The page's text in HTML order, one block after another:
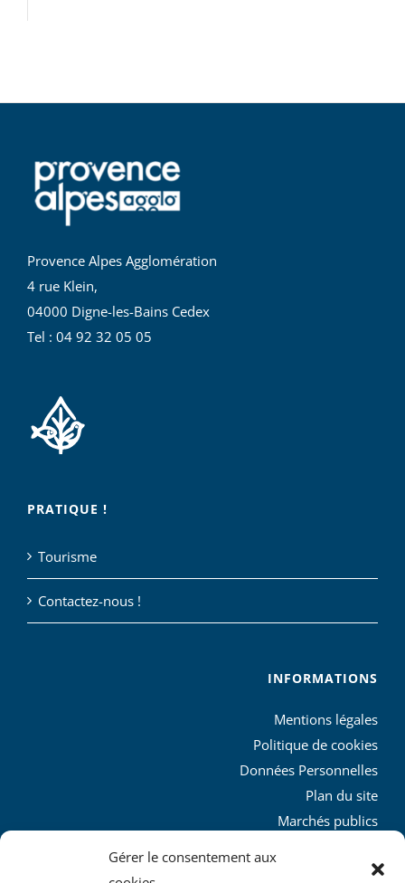
Gérer le consentement aux
Provence Alpes Agglomération
4 rue Klein,
04000 Digne-les-Bains Cedex
Tel : 04 92 32 05 05
PRATIQUE !
Tourisme
Contactez-nous !
INFORMATIONS
Mentions légales
Politique de cookies
Données Personnelles
Plan du site
Marchés publics
L’agglo recrute